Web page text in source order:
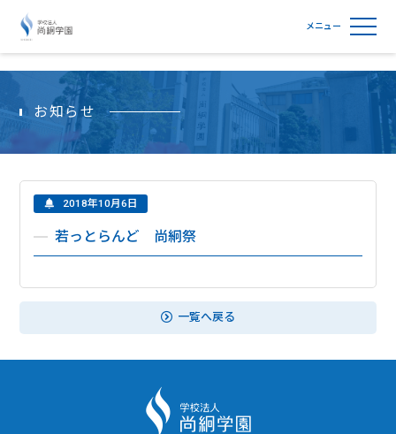
学校法人尚絅学園
お知らせ
2018年10月6日
若っとらんど 尚絅祭
一覧へ戻る